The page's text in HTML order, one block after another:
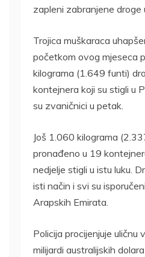
zapleni zabranjene droge
Trojica muškaraca
početkom ovog mjeseca
kilograma (1.649 funti)
kontejnera koji su stigli u
su zvaničnici u petak.
Još 1.060 kilograma
pronađeno u 19
nedjelje stigli u istu luku.
isti način i svi su
Arapskih Emirata.
Policija procijenjuje uličnu
milijardi australijskih